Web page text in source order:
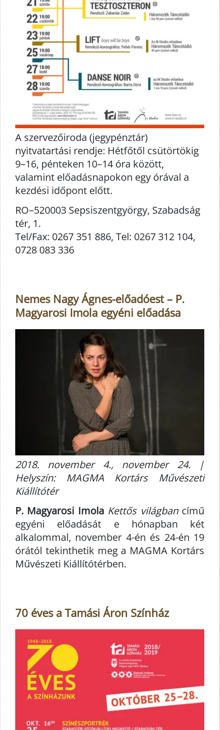
A szervezőiroda (jegypénztár)
nyitvatartási rendje: Hétfőtől csütörtökig
9–16, pénteken 10–14 óra között,
valamint előadásnapokon egy órával a
kezdési időpont előtt.
RO–520003 Sepsiszentgyörgy, Szabadság
tér, 1.
Tel/Fax: 0267 351 886, Tel: 0267 312 104,
0728 083 336
Nemes Nagy Ágnes-előadóest – P.
Magyarosi Imola egyéni előadása
2018. november 4., november 24. |
Helyszín: MAGMA Kortárs Művészeti
Kiállítótér
P. Magyarosi Imola Kettős világbancímű
egyéni előadását e hónapban két
alkalommal, november 4-én és 24-én 19
órától tekinthetik meg a MAGMA Kortárs
Művészeti Kiállítótérben.
70 éves a Tamási Áron Színház